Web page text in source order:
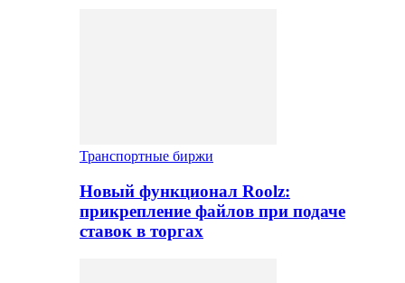
Транспортные биржи
Новый функционал Roolz:
прикрепление файлов при подаче
ставок в торгах